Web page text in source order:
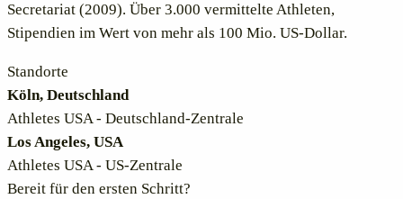
Secretariat (2009). Über 3.000 vermittelte Athleten,
Stipendien im Wert von mehr als 100 Mio. US-Dollar.
Standorte
Köln, Deutschland
Athletes USA - Deutschland-Zentrale
Los Angeles, USA
Athletes USA - US-Zentrale
Bereit für den ersten Schritt?